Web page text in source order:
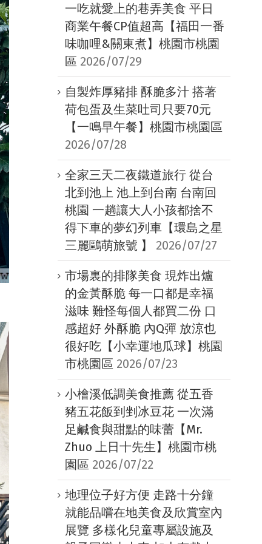
一吃就愛上的巷弄美食 平日
商業午餐CP值超高【福田一番
味咖哩&關東煮】桃園市桃園
區 2026/07/29
自製炸厚豬排 酥脆多汁 搭著
荷包蛋及生菜吐司只要70元
【一鳴早午餐】桃園市桃園區
2026/07/28
全家三天二夜鐵道旅行 從台
北到池上 池上到台南 台南回
桃園 一趟讓大人小孩都捨不
得下車的夢幻列車【環島之星
三麗鷗萌旅號 】
2026/07/27
市場裏的排隊美食 現炸出爐
的金黃酥脆 每一口都是幸福
滋味 難怪每個人都買二份 口
感超好 外酥脆 內Q彈 放涼也
很好吃【小幸運地瓜球】桃園
市桃園區 2026/07/23
小檜溪低調美食推薦 從五香
豬五花飯到剉冰豆花 一次滿
足鹹食與甜點的味蕾【Mr.
Zhuo 上日十先生】桃園市桃
園區 2026/07/22
地理位子好方便 走路十分鐘
就能品嚐在地美食及欣賞室內
展覽 多樣化兒童專屬設施及